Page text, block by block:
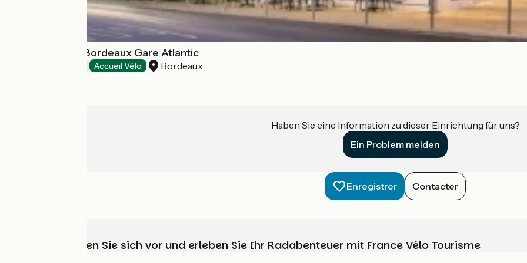
Hôtel Mercure Bordeaux Gare Atlantic
Accueil Vélo Bordeaux
Haben Sie eine Information zu dieser Einrichtung für uns?
Ein Problem melden
Enregistrer Contacter
Wählen, bereiten Sie sich vor und erleben Sie Ihr Radabenteuer mit France Vélo Tourisme